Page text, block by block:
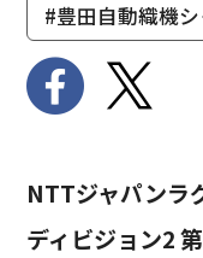
#豊田自動織機
NTTジャパンラ
ディビジョン2